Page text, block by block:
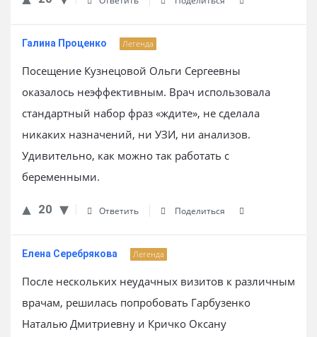
Галина Проценко Легенда
Посещение Кузнецовой Ольги Сергеевны
оказалось неэффективным. Врач использовала
стандартный набор фраз «ждите», не сделала
никаких назначений, ни УЗИ, ни анализов.
Удивительно, как можно так работать с
беременными.
20 Ответить Поделиться
Елена Серебрякова Легенда
После нескольких неудачных визитов к различным
врачам, решилась попробовать Гарбузенко
Наталью Дмитриевну и Кричко Оксану